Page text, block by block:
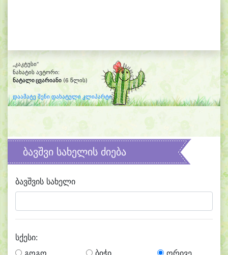
„კაკტუსი“
ნახატის ავტორი:
ნატალი ცვარიანი (6 წლის)
დაამატე შენი დახატული კლიპარტი
ბავშვი სახელის ძიება
ბავშვის სახელი
სქესი:
გოგო
ბიჭი ორივე